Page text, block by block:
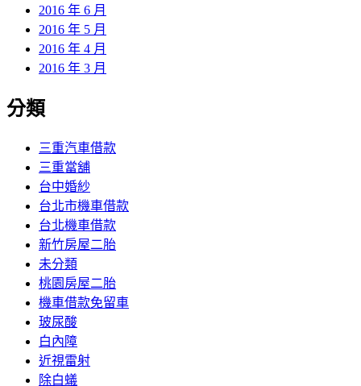
2016 年 6 月
2016 年 5 月
2016 年 4 月
2016 年 3 月
分類
三重汽車借款
三重當舖
台中婚紗
台北市機車借款
台北機車借款
新竹房屋二胎
未分類
桃園房屋二胎
機車借款免留車
玻尿酸
白內障
近視雷射
除白蟻